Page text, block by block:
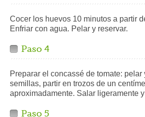
Cocer los huevos 10 minutos a partir
Enfriar con agua. Pelar y reservar.
Paso 4
Preparar el concassé de tomate: pelar
semillas, partir en trozos de un
aproximadamente. Salar ligeramente
Paso 5